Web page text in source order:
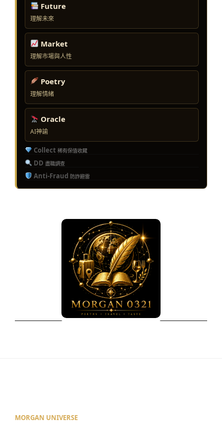
Future
理解未來
Market
理解市場與人性
Poetry
理解情緒
Oracle
AI神諭
Collect 稀有保值收藏
DD 盡職調查
Anti-Fraud 防詐避雷
MORGAN UNIVERSE